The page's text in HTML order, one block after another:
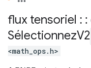
flux tensoriel :
SélectionnezV2
<math_ops.h>